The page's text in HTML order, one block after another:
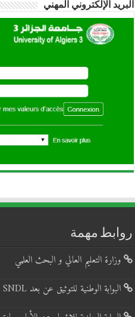
البريد الإلكتروني المهني
روابط مهمة
وزارة التعليم العالي و البحث العلمي
البوابة الوطنية للتوثيق عن بعد SNDL